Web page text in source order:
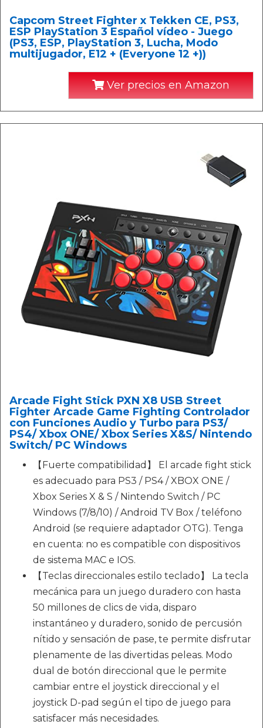
Capcom Street Fighter x Tekken CE, PS3,
ESP PlayStation 3 Español vídeo - Juego
(PS3, ESP, PlayStation 3, Lucha, Modo
multijugador, E12 + (Everyone 12 +))
Ver precios en Amazon
Arcade Fight Stick PXN X8 USB Street
Fighter Arcade Game Fighting Controlador
con Funciones Audio y Turbo para PS3/
PS4/ Xbox ONE/ Xbox Series X&S/ Nintendo
Switch/ PC Windows
【Fuerte compatibilidad】 El arcade fight stick
es adecuado para PS3 / PS4 / XBOX ONE /
Xbox Series X & S / Nintendo Switch / PC
Windows (7/8/10) / Android TV Box / teléfono
Android (se requiere adaptador OTG). Tenga
en cuenta: no es compatible con dispositivos
de sistema MAC e IOS.
【Teclas direccionales estilo teclado】 La tecla
mecánica para un juego duradero con hasta
50 millones de clics de vida, disparo
instantáneo y duradero, sonido de percusión
nítido y sensación de pase, te permite disfrutar
plenamente de las divertidas peleas. Modo
dual de botón direccional que le permite
cambiar entre el joystick direccional y el
joystick D-pad según el tipo de juego para
satisfacer más necesidades.